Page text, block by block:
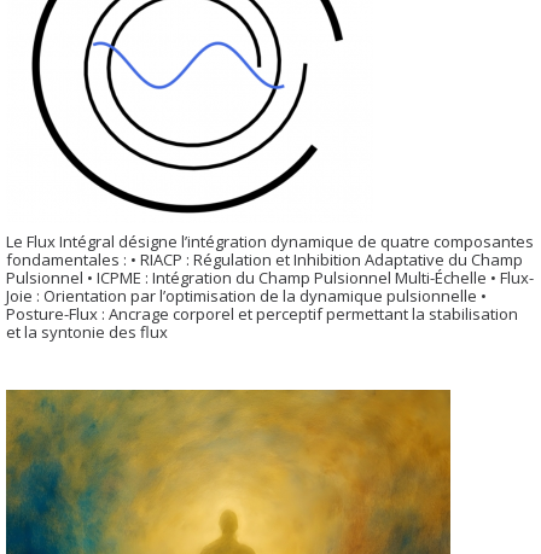
Le Flux Intégral désigne l’intégration dynamique de quatre composantes
fondamentales : • RIACP : Régulation et Inhibition Adaptative du Champ
Pulsionnel • ICPME : Intégration du Champ Pulsionnel Multi-Échelle • Flux-
Joie : Orientation par l’optimisation de la dynamique pulsionnelle •
Posture-Flux : Ancrage corporel et perceptif permettant la stabilisation
et la syntonie des flux